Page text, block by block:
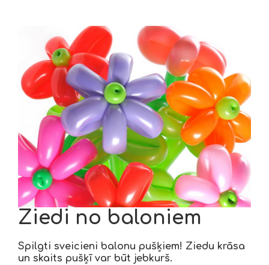
Ziedi no baloniem
Spilgti sveicieni balonu pušķiem! Ziedu krāsa
un skaits pušķī var būt jebkurš.